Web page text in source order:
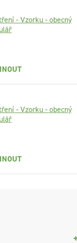
- Vzorku - obecný
- Vzorku - obecný